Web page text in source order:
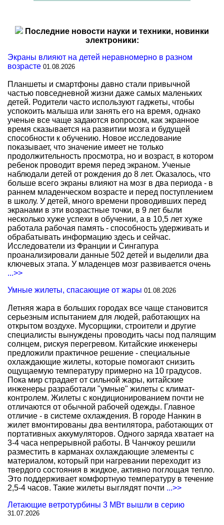
Последние новости науки и техники, новинки
электроники:
Экраны влияют на детей неравномерно в разном
возрасте 01.08.2026
Планшеты и смартфоны давно стали привычной
частью повседневной жизни даже самых маленьких
детей. Родители часто используют гаджеты, чтобы
успокоить малыша или занять его на время, однако
ученые все чаще задаются вопросом, как экранное
время сказывается на развитии мозга и будущей
способности к обучению. Новое исследование
показывает, что значение имеет не только
продолжительность просмотра, но и возраст, в котором
ребенок проводит время перед экраном. Ученые
наблюдали детей от рождения до 8 лет. Оказалось, что
больше всего экраны влияют на мозг в два периода - в
раннем младенческом возрасте и перед поступлением
в школу. У детей, много времени проводивших перед
экранами в эти возрастные точки, в 9 лет были
несколько хуже успехи в обучении, а в 10,5 лет хуже
работала рабочая память - способность удерживать и
обрабатывать информацию здесь и сейчас.
Исследователи из Франции и Сингапура
проанализировали данные 502 детей и выделили два
ключевых этапа. У младенцев мозг развивается очень
...>>
Умные жилеты, спасающие от жары 01.08.2026
Летняя жара в больших городах все чаще становится
серьезным испытанием для людей, работающих на
открытом воздухе. Мусорщики, строители и другие
специалисты вынуждены проводить часы под палящим
солнцем, рискуя перегревом. Китайские инженеры
предложили практичное решение - специальные
охлаждающие жилеты, которые помогают снизить
ощущаемую температуру примерно на 10 градусов.
Пока мир страдает от сильной жары, китайские
инженеры разработали "умные" жилеты с климат-
контролем. Жилеты с кондиционированием почти не
отличаются от обычной рабочей одежды. Главное
отличие - в системе охлаждения. В городе Нанкин в
жилет вмонтированы два вентилятора, работающих от
портативных аккумуляторов. Одного заряда хватает на
3-4 часа непрерывной работы. В Чанчжоу решили
разместить в карманах охлаждающие элементы с
материалом, который при нагревании переходит из
твердого состояния в жидкое, активно поглощая тепло.
Это поддерживает комфортную температуру в течение
2,5-4 часов. Такие жилеты выглядят почти ...>>
Летающие ветротурбины 3 МВт вышли в серию
31.07.2026